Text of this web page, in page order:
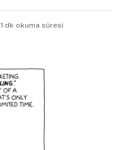
1 dk okuma süresi